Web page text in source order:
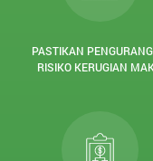
PASTIKAN
RISIKO KERUGIAN